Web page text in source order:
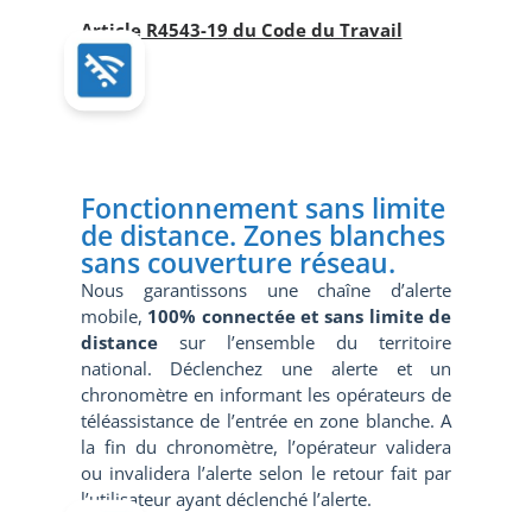
Article R4543-19 du Code du Travail
Fonctionnement sans limite
de distance. Zones blanches
sans couverture réseau.
Nous garantissons une chaîne d’alerte
mobile, 100% connectée et sans limite de
distancesur l’ensemble du territoire
national. Déclenchez une alerte et un
chronomètre en informant les opérateurs de
téléassistance de l’entrée en zone blanche. A
la fin du chronomètre, l’opérateur validera
ou invalidera l’alerte selon le retour fait par
l’utilisateur ayant déclenché l’alerte.